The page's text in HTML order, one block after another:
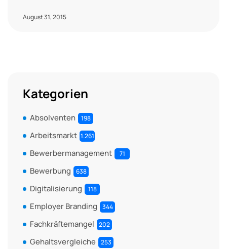
August 31, 2015
Kategorien
Absolventen 198
Arbeitsmarkt 1.261
Bewerbermanagement 71
Bewerbung 638
Digitalisierung 118
Employer Branding 344
Fachkräftemangel 202
Gehaltsvergleiche 253